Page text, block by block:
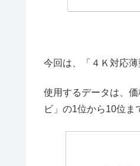
今回は、「４Ｋ対応
使用するデータは、
ビ」の1位から10位ま